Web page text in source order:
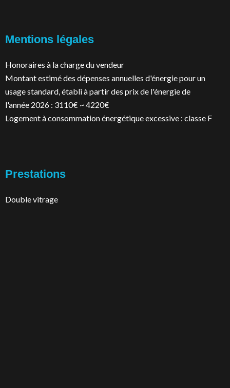
Mentions légales
Honoraires à la charge du vendeur
Montant estimé des dépenses annuelles d'énergie pour un
usage standard, établi à partir des prix de l'énergie de
l'année 2026 : 3110€ ~ 4220€
Logement à consommation énergétique excessive : classe F
Prestations
Double vitrage